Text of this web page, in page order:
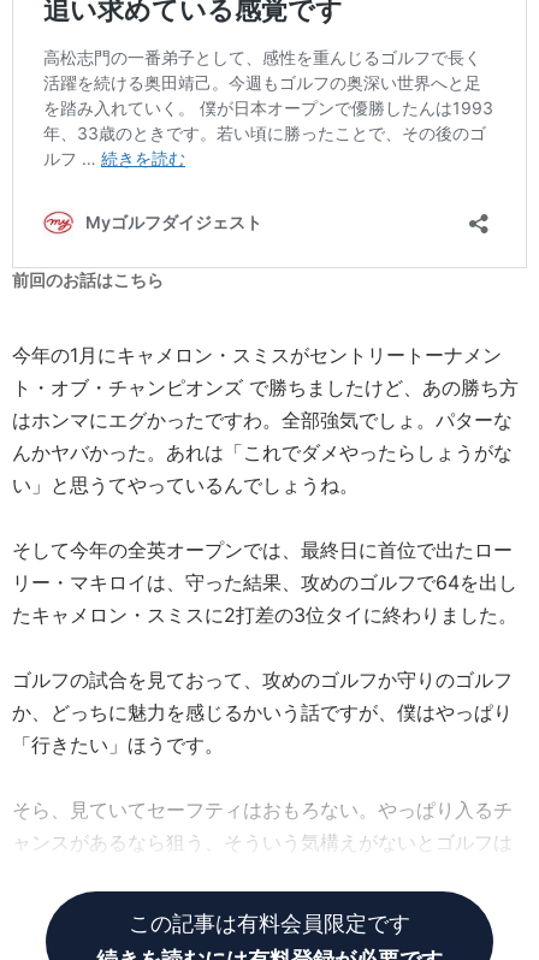
前回のお話はこちら
今年の1月にキャメロン・スミスがセントリートーナメン
ト・オブ・チャンピオンズ で勝ちましたけど、あの勝ち方
はホンマにエグかったですわ。全部強気でしょ。パターな
んかヤバかった。あれは「これでダメやったらしょうがな
い」と思うてやっているんでしょうね。
そして今年の全英オープンでは、最終日に首位で出たロー
リー・マキロイは、守った結果、攻めのゴルフで64を出し
たキャメロン・スミスに2打差の3位タイに終わりました。
ゴルフの試合を見ておって、攻めのゴルフか守りのゴルフ
か、どっちに魅力を感じるかいう話ですが、僕はやっぱり
「行きたい」ほうです。
そら、見ていてセーフティはおもろない。やっぱり入るチ
ャンスがあるなら狙う、そういう気構えがないとゴルフは
この記事は有料会員限定です